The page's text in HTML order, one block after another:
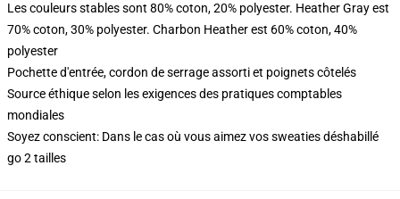
Les couleurs stables sont 80% coton, 20% polyester. Heather Gray est
70% coton, 30% polyester. Charbon Heather est 60% coton, 40%
polyester
Pochette d'entrée, cordon de serrage assorti et poignets côtelés
Source éthique selon les exigences des pratiques comptables
mondiales
Soyez conscient: Dans le cas où vous aimez vos sweaties déshabillé
go 2 tailles